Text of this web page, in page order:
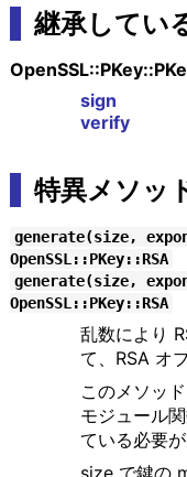
継承してい
sign
verify
特異メソッ
generate(size,
OpenSSL::PKey::RSA
generate(size,
OpenSSL::PKey::RSA
乱数により
て、RSA オ
このメソッ
モジュール
ている必要が